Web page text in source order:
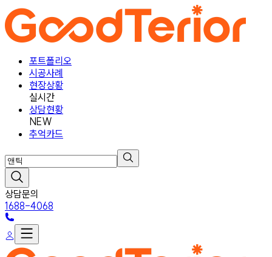
포트폴리오
시공사례
현장상황
실시간
상담현황
NEW
추억카드
상담문의
1688-4068